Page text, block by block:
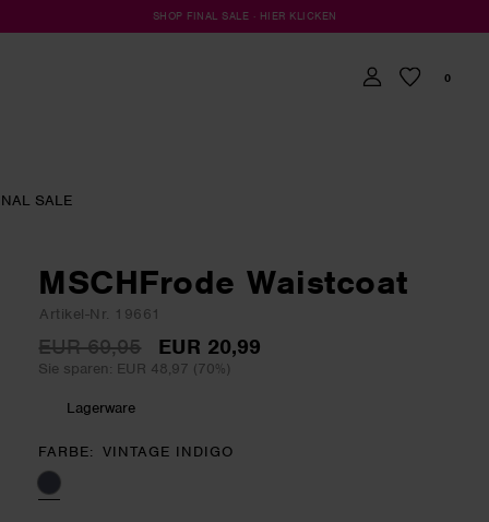
SHOP FINAL SALE · HIER KLICKEN
0
SALE
MSCHFrode Waistcoat
Artikel-Nr. 19661
EUR 69,95 EUR 20,99
Sie sparen: EUR 48,97 (70%)
Lagerware
FARBE VINTAGE INDIGO